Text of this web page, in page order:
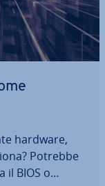
hardware,
Potrebbe
il BIOS o